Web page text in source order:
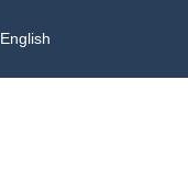
English